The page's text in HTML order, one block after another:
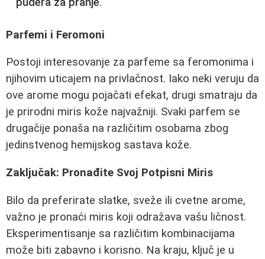
Parfemi i Feromoni
Postoji interesovanje za parfeme sa feromonima i
njihovim uticajem na privlačnost. Iako neki veruju da
ove arome mogu pojačati efekat, drugi smatraju da
je prirodni miris kože najvažniji. Svaki parfem se
drugačije ponaša na različitim osobama zbog
jedinstvenog hemijskog sastava kože.
Zaključak: Pronađite Svoj Potpisni Miris
Bilo da preferirate slatke, sveže ili cvetne arome,
važno je pronaći miris koji odražava vašu ličnost.
Eksperimentisanje sa različitim kombinacijama
može biti zabavno i korisno. Na kraju, ključ je u